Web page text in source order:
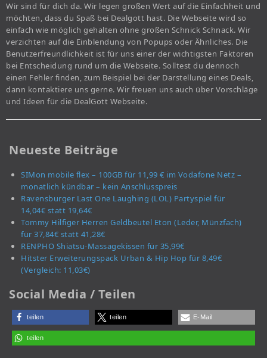
Wir sind für dich da. Wir legen großen Wert auf die Einfachheit und
möchten, dass du Spaß bei Dealgott hast. Die Webseite wird so
einfach wie möglich gehalten ohne großen Schnick Schnack. Wir
verzichten auf die Einblendung von Popups oder Ähnliches. Die
Benutzerfreundlichkeit ist für uns einer der wichtigsten Faktoren
bei Entscheidung rund um die Webseite. Solltest du dennoch
einen Fehler finden, zum Beispiel bei der Darstellung eines Deals,
dann kontaktiere uns gerne. Wir freuen uns auch über Vorschläge
und Ideen für die DealGott Webseite.
Neueste Beiträge
SIMon mobile flex – 100GB für 11,99 € im Vodafone Netz –
monatlich kündbar – kein Anschlusspreis
Ravensburger Last One Laughing (LOL) Partyspiel für
14,04€ statt 19,64€
Tommy Hilfiger Herren Geldbeutel Eton (Leder, Münzfach)
für 37,84€ statt 41,28€
RENPHO Shiatsu-Massagekissen für 35,99€
Hitster Erweiterungspack Urban & Hip Hop für 8,49€
(Vergleich: 11,03€)
Social Media / Teilen
teilen teilen E-Mail
teilen